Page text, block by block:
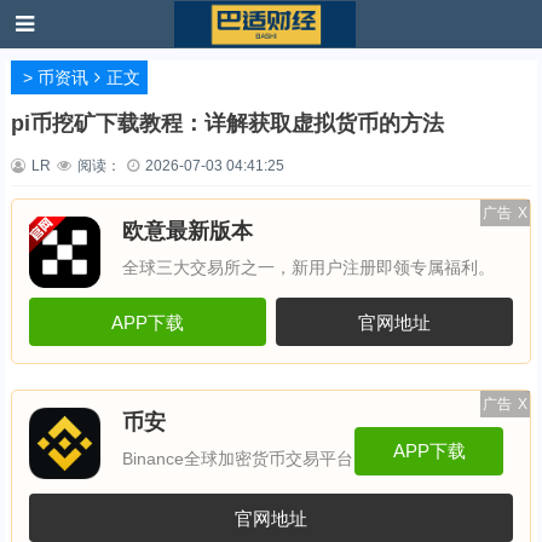
> 币资讯 正文
pi币挖矿下载教程：详解获取虚拟货币的方法
LR 阅读： 2026-07-03 04:41:25
广告 X
欧意最新版本
全球三大交易所之一，新用户注册即领专属福利。
APP下载 官网地址
广告 X
币安
Binance全球加密货币交易平台 APP下载
官网地址